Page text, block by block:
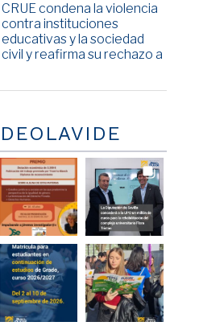
CRUE condena la violencia
contra instituciones
educativas y la sociedad
civil y reafirma su rechazo a